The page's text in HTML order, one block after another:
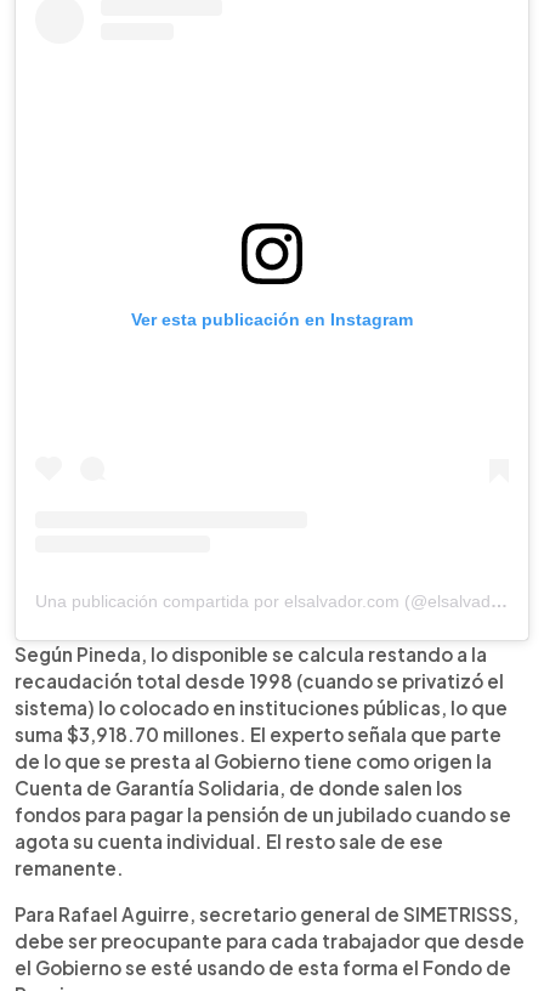
Ver esta publicación en Instagram
Una publicación compartida por elsalvador.com (@elsalvadorcom)
Según Pineda, lo disponible se calcula restando a la
recaudación total desde 1998 (cuando se privatizó el
sistema) lo colocado en instituciones públicas, lo que
suma $3,918.70 millones. El experto señala que parte
de lo que se presta al Gobierno tiene como origen la
Cuenta de Garantía Solidaria, de donde salen los
fondos para pagar la pensión de un jubilado cuando se
agota su cuenta individual. El resto sale de ese
remanente.
Para Rafael Aguirre, secretario general de SIMETRISSS,
debe ser preocupante para cada trabajador que desde
el Gobierno se esté usando de esta forma el Fondo de